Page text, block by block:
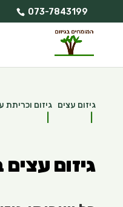
073-7843199
גיזום עצים גיזום וכריתת
גיזום עצים